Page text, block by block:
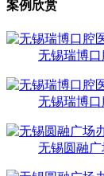
案例欣赏
无锡瑞博
无锡瑞博
无锡圆融